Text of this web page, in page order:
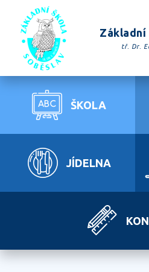
Základní
tř. Dr.
ŠKOLA
JÍDELNA